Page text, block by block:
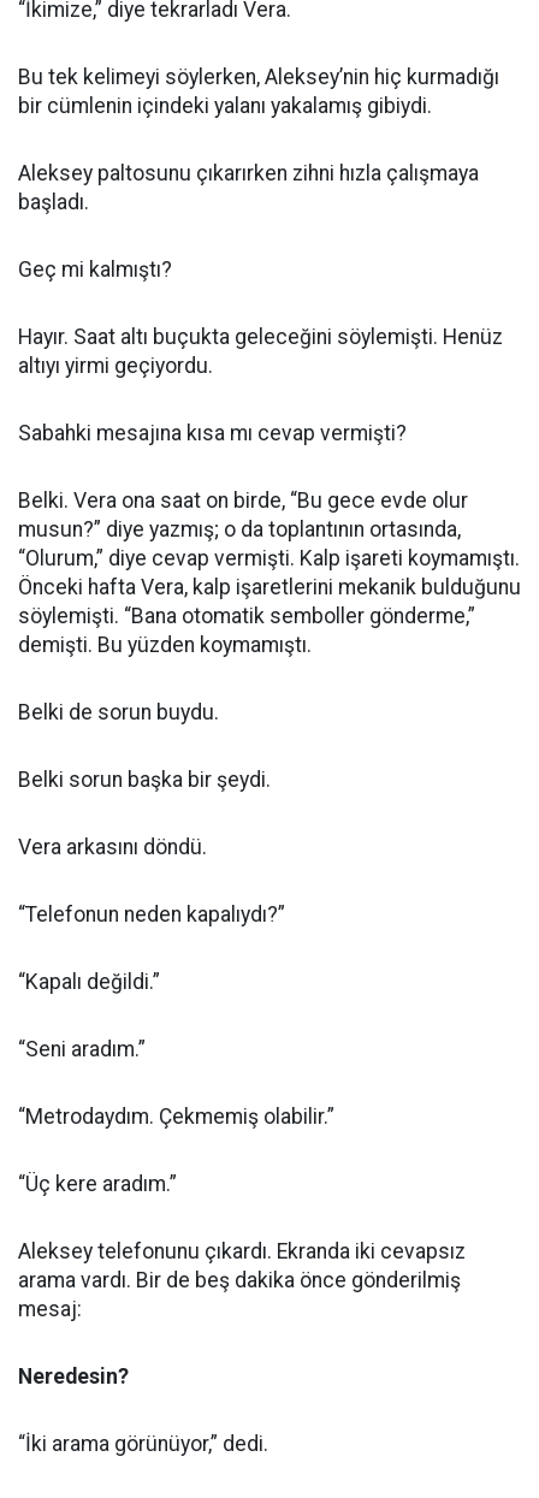
“İkimize,” diye tekrarladı Vera.
Bu tek kelimeyi söylerken, Aleksey’nin hiç kurmadığı
bir cümlenin içindeki yalanı yakalamış gibiydi.
Aleksey paltosunu çıkarırken zihni hızla çalışmaya
başladı.
Geç mi kalmıştı?
Hayır. Saat altı buçukta geleceğini söylemişti. Henüz
altıyı yirmi geçiyordu.
Sabahki mesajına kısa mı cevap vermişti?
Belki. Vera ona saat on birde, “Bu gece evde olur
musun?” diye yazmış; o da toplantının ortasında,
“Olurum,” diye cevap vermişti. Kalp işareti koymamıştı.
Önceki hafta Vera, kalp işaretlerini mekanik bulduğunu
söylemişti. “Bana otomatik semboller gönderme,”
demişti. Bu yüzden koymamıştı.
Belki de sorun buydu.
Belki sorun başka bir şeydi.
Vera arkasını döndü.
“Telefonun neden kapalıydı?”
“Kapalı değildi.”
“Seni aradım.”
“Metrodaydım. Çekmemiş olabilir.”
“Üç kere aradım.”
Aleksey telefonunu çıkardı. Ekranda iki cevapsız
arama vardı. Bir de beş dakika önce gönderilmiş
mesaj:
Neredesin?
“İki arama görünüyor,” dedi.